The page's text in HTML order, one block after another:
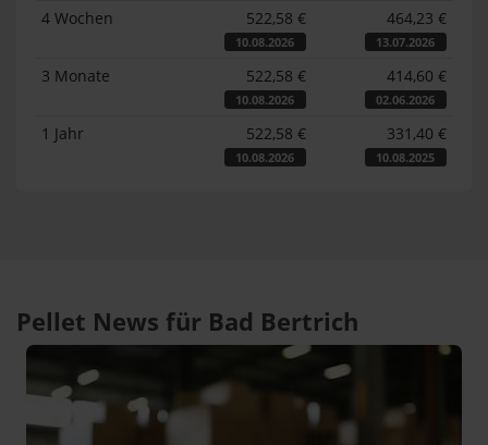
4 Wochen
522,58 €
10.08.2026
464,23 €
13.07.2026
3 Monate 522,58 €
10.08.2026
414,60 €
02.06.2026
1 Jahr 522,58 €
10.08.2026
331,40 €
10.08.2025
Pellet News für Bad Bertrich